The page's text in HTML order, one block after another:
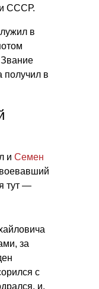
СССР.
в
получил в
и Семен
тут —
за
с
и,